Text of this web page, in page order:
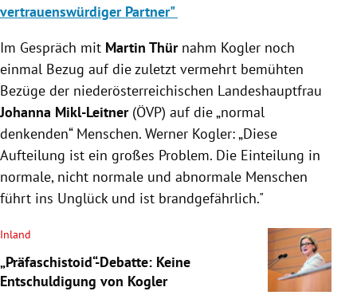
vertrauenswürdiger Partner"
Im Gespräch mit Martin Thürnahm Kogler noch
einmal Bezug auf die zuletzt vermehrt bemühten
Bezüge der niederösterreichischen Landeshauptfrau
Johanna Mikl-Leitner(ÖVP) auf die „normal
denkenden“ Menschen. Werner Kogler: „Diese
Aufteilung ist ein großes Problem. Die Einteilung in
normale, nicht normale und abnormale Menschen
führt ins Unglück und ist brandgefährlich."
Inland
„Präfaschistoid“-Debatte: Keine
Entschuldigung von Kogler